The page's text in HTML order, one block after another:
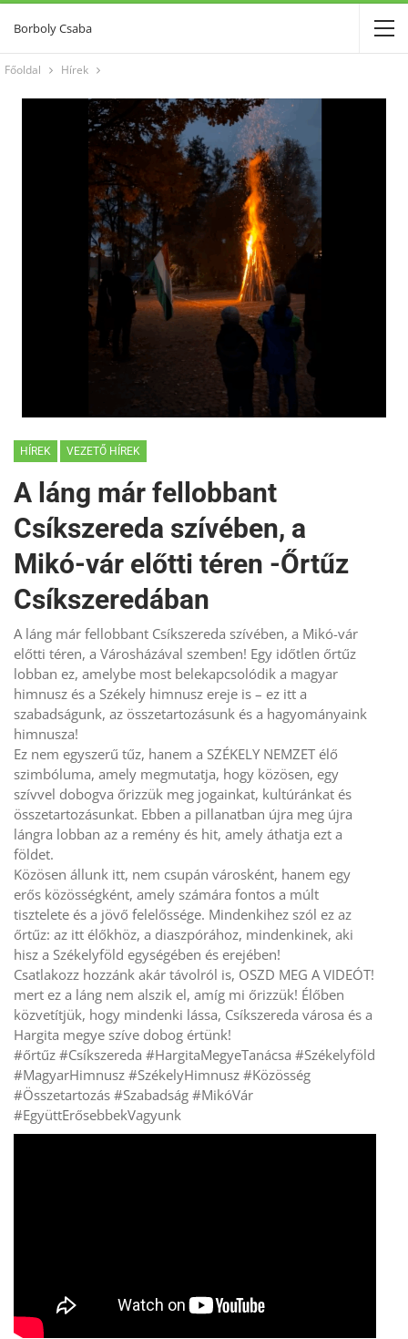
Borboly Csaba
Főoldal Hírek
HÍREK VEZETŐ HÍREK
A láng már fellobbant
Csíkszereda szívében, a
Mikó-vár előtti téren -Őrtűz
Csíkszeredában
A láng már fellobbant Csíkszereda szívében, a Mikó-vár
előtti téren, a Városházával szemben! Egy időtlen őrtűz
lobban ez, amelybe most belekapcsolódik a magyar
himnusz és a Székely himnusz ereje is – ez itt a
szabadságunk, az összetartozásunk és a hagyományaink
himnusza!
Ez nem egyszerű tűz, hanem a SZÉKELY NEMZET élő
szimbóluma, amely megmutatja, hogy közösen, egy
szívvel dobogva őrizzük meg jogainkat, kultúránkat és
összetartozásunkat. Ebben a pillanatban újra meg újra
lángra lobban az a remény és hit, amely áthatja ezt a
földet.
Közösen állunk itt, nem csupán városként, hanem egy
erős közösségként, amely számára fontos a múlt
tisztelete és a jövő felelőssége. Mindenkihez szól ez az
őrtűz: az itt élőkhöz, a diaszpórához, mindenkinek, aki
hisz a Székelyföld egységében és erejében!
Csatlakozz hozzánk akár távolról is, OSZD MEG A VIDEÓT!
mert ez a láng nem alszik el, amíg mi őrizzük! Élőben
közvetítjük, hogy mindenki lássa, Csíkszereda városa és a
Hargita megye szíve dobog értünk!
#őrtűz #Csíkszereda #HargitaMegyeTanácsa #Székelyföld
#MagyarHimnusz #SzékelyHimnusz #Közösség
#Összetartozás #Szabadság #MikóVár
#EgyüttErősebbekVagyunk